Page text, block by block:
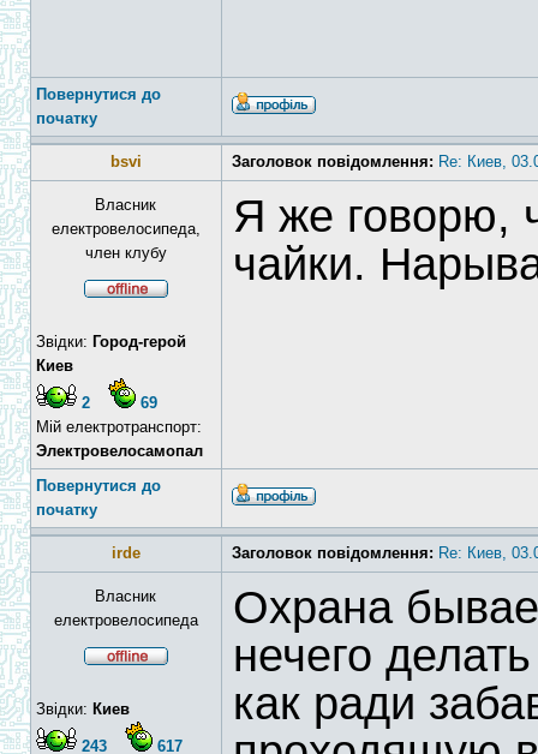
Повернутися до
початку
bsvi Заголовок повідомлення: Re: Киев,
Власник
електровелосипеда,
член клубу
Звідки: Город-герой
Киев
2
69
Мій електротранспорт:
Электровелосамопал
Я же говорю,
чайки.
Повернутися до
початку
irde Заголовок повідомлення: Re: Киев,
Власник
електровелосипеда
Звідки: Киев
243
617
Охрана
нечего
как ради